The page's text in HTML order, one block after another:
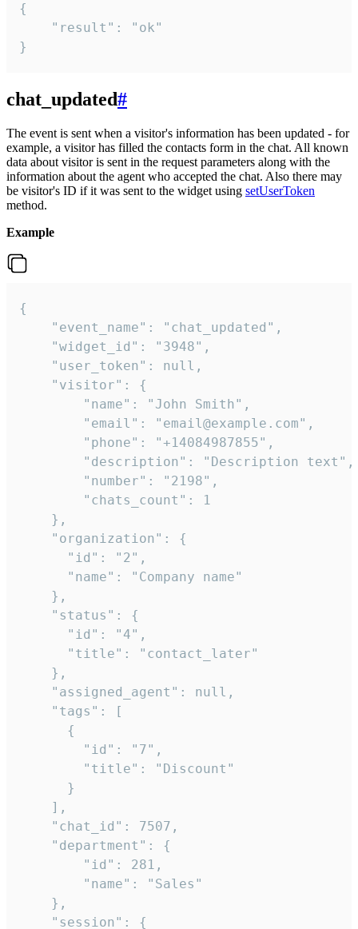
{
    "result": "ok"
}
chat_updated#
The event is sent when a visitor's information has been updated - for
example, a visitor has filled the contacts form in the chat. All known
data about visitor is sent in the request parameters along with the
information about the agent who accepted the chat. Also there may
be visitor's ID if it was sent to the widget using setUserToken
method.
Example
{
    "event_name": "chat_updated",
    "widget_id": "3948",
    "user_token": null,
    "visitor": {
        "name": "John Smith",
        "email": "email@example.com",
        "phone": "+14084987855",
        "description": "Description text",
        "number": "2198",
        "chats_count": 1
    },
    "organization": {
      "id": "2",
      "name": "Company name"
    },
    "status": {
      "id": "4",
      "title": "contact_later"
    },
    "assigned_agent": null,
    "tags": [
      {
        "id": "7",
        "title": "Discount"
      }
    ],
    "chat_id": 7507,
    "department": {
        "id": 281,
        "name": "Sales"
    },
    "session": {